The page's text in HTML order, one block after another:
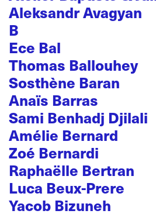
Aleksandr Avagyan
B
Ece Bal
Thomas Ballouhey
Sosthène Baran
Anaïs Barras
Sami Benhadj Djilali
Amélie Bernard
Zoé Bernardi
Raphaëlle Bertran
Luca Beux-Prere
Yacob Bizuneh